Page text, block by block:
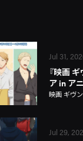
Jul 31,
『映画
ア in ア
映画 ギヴ
Jul 29,